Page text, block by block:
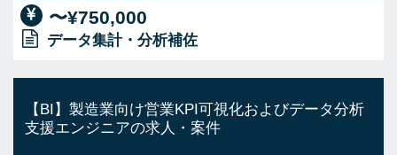
〜¥750,000
データ集計・分析補佐
【BI】製造業向け営業KPI可視化およびデータ分析
支援エンジニアの求人・案件